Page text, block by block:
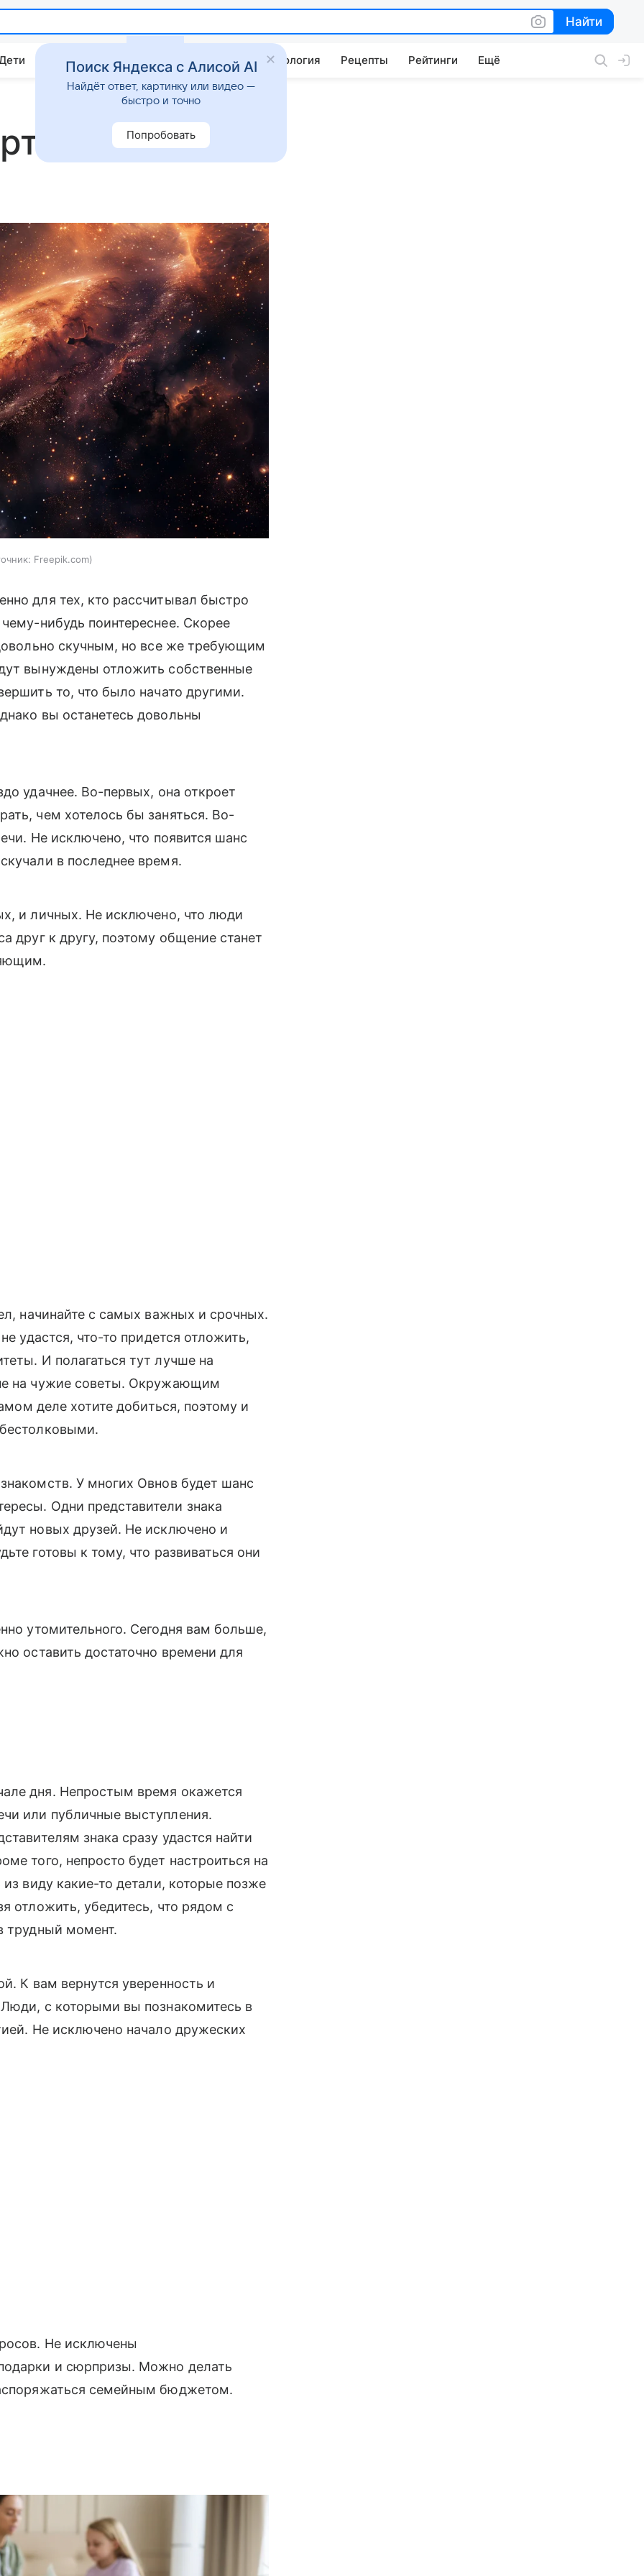
Найти
Найти
Дом Гороскопы Стиль жизни Психология Рецепты Рейтинги Ещё
(пятница)
Freepik.com
для тех, кто рассчитывал быстро
нибудь поинтереснее. Скорее
скучным, но все же требующим
вынуждены отложить собственные
то, что было начато другими.
вы останетесь довольны
удачнее. Во-первых, она откроет
чем хотелось бы заняться. Во-
Не исключено, что появится шанс
в последнее время.
и личных. Не исключено, что люди
друг к другу, поэтому общение станет
начинайте с самых важных и срочных.
удастся, что-то придется отложить,
И полагаться тут лучше на
на чужие советы. Окружающим
деле хотите добиться, поэтому и
У многих Овнов будет шанс
Одни представители знака
новых друзей. Не исключено и
готовы к тому, что развиваться они
утомительного. Сегодня вам больше,
оставить достаточно времени для
дня. Непростым время окажется
или публичные выступления.
знака сразу удастся найти
того, непросто будет настроиться на
виду какие-то детали, которые позже
отложить, убедитесь, что рядом с
трудный момент.
К вам вернутся уверенность и
с которыми вы познакомитесь в
Не исключено начало дружеских
Не исключены
и сюрпризы. Можно делать
семейным бюджетом.
Поиск Яндекса с Алисой AI
Найдёт ответ, картинку или видео —
быстро и точно
Попробовать